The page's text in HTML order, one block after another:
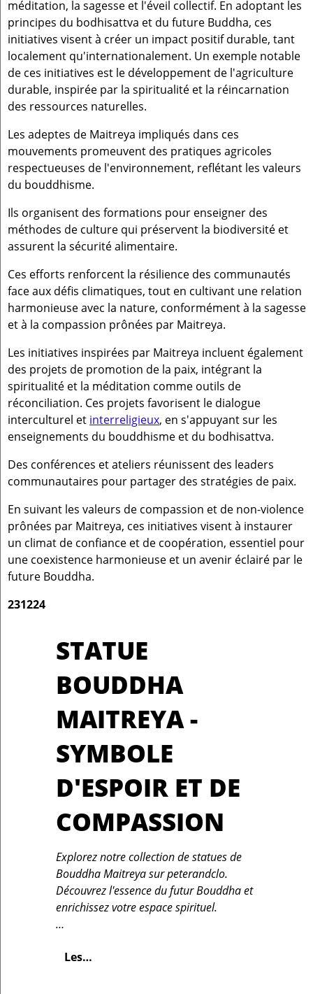
méditation, la sagesse et l'éveil collectif. En adoptant les
principes du bodhisattva et du future Buddha, ces
initiatives visent à créer un impact positif durable, tant
localement qu'internationalement. Un exemple notable
de ces initiatives est le développement de l'agriculture
durable, inspirée par la spiritualité et la réincarnation
des ressources naturelles.
Les adeptes de Maitreya impliqués dans ces
mouvements promeuvent des pratiques agricoles
respectueuses de l'environnement, reflétant les valeurs
du bouddhisme.
Ils organisent des formations pour enseigner des
méthodes de culture qui préservent la biodiversité et
assurent la sécurité alimentaire.
Ces efforts renforcent la résilience des communautés
face aux défis climatiques, tout en cultivant une relation
harmonieuse avec la nature, conformément à la sagesse
et à la compassion prônées par Maitreya.
Les initiatives inspirées par Maitreya incluent également
des projets de promotion de la paix, intégrant la
spiritualité et la méditation comme outils de
réconciliation. Ces projets favorisent le dialogue
interculturel et interreligieux, en s'appuyant sur les
enseignements du bouddhisme et du bodhisattva.
Des conférences et ateliers réunissent des leaders
communautaires pour partager des stratégies de paix.
En suivant les valeurs de compassion et de non-violence
prônées par Maitreya, ces initiatives visent à instaurer
un climat de confiance et de coopération, essentiel pour
une coexistence harmonieuse et un avenir éclairé par le
future Bouddha.
231224
STATUE
BOUDDHA
MAITREYA -
SYMBOLE
D'ESPOIR ET DE
COMPASSION
Explorez notre collection de statues de
Bouddha Maitreya sur peterandclo.
Découvrez l'essence du futur Bouddha et
enrichissez votre espace spirituel.
…
Les…